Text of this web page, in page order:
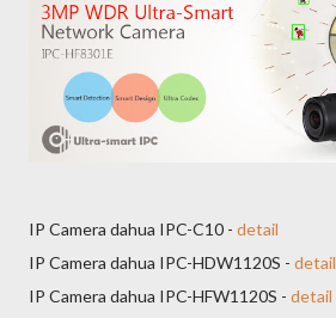
IP Camera dahua IPC-C10 - detail
IP Camera dahua IPC-HDW1120S - detail
IP Camera dahua IPC-HFW1120S - detail